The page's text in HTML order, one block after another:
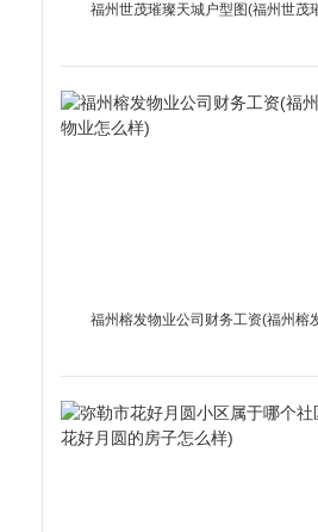
福州世茂璀璨天城户型图(福州世茂
福州榕发物业公司财务工资(福州榕